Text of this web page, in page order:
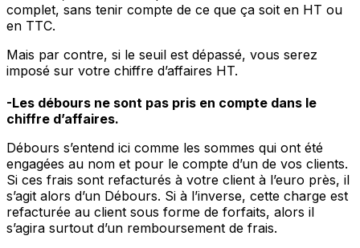
complet, sans tenir compte de ce que ça soit en HT ou
en TTC.
Mais par contre, si le seuil est dépassé, vous serez
imposé sur votre chiffre d’affaires HT.
-Les débours ne sont pas pris en compte dans le
chiffre d’affaires.
Débours s’entend ici comme les sommes qui ont été
engagées au nom et pour le compte d’un de vos clients.
Si ces frais sont refacturés à votre client à l’euro près, il
s’agit alors d’un Débours. Si à l’inverse, cette charge est
refacturée au client sous forme de forfaits, alors il
s’agira surtout d’un remboursement de frais.